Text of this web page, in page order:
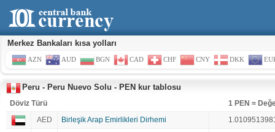
Merkez Bankaları kısa yolları
AZN AUD BGN CAD CHF CNY DKK
Peru - Peru Nuevo Solu - PEN kur tablosu
Döviz Türü
1 PEN =
AED
Birleşik Arap Emirlikleri Dirhemi